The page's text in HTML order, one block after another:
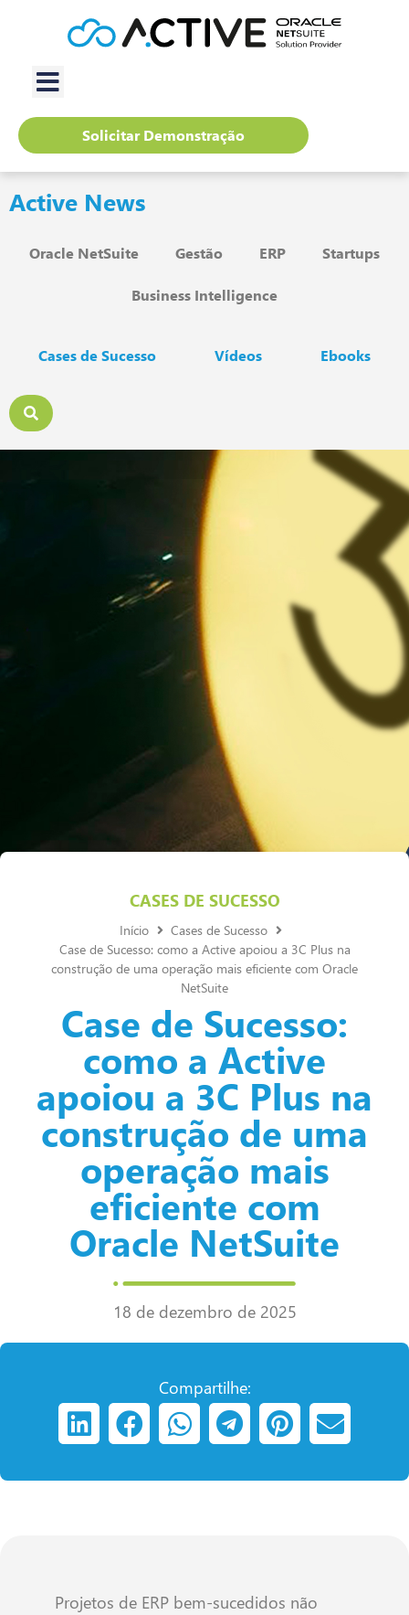
Solicitar Demonstração
Active News
Oracle NetSuite Gestão ERP Startups
Business Intelligence
Cases de Sucesso Vídeos Ebooks
CASES DE SUCESSO
Início
Cases de Sucesso
Case de Sucesso: como a Active apoiou a 3C Plus na
construção de uma operação mais eficiente com Oracle
NetSuite
Case de Sucesso:
como a Active
apoiou a 3C Plus na
construção de uma
operação mais
eficiente com
Oracle NetSuite
18 de dezembro de 2025
Compartilhe:
Projetos de ERP bem-sucedidos não